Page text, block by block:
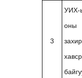
3
УИХ-